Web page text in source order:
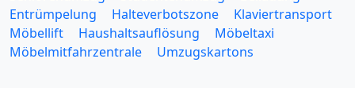
Entrümpelung
Halteverbotszone
Klaviertransport
Möbellift
Haushaltsauflösung
Möbeltaxi
Möbelmitfahrzentrale
Umzugskartons